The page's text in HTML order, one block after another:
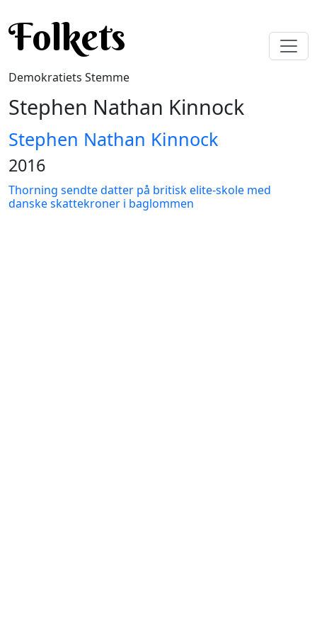
Folkets
Demokratiets Stemme
Stephen Nathan Kinnock
Stephen Nathan Kinnock
2016
Thorning sendte datter på britisk elite-skole med
danske skattekroner i baglommen